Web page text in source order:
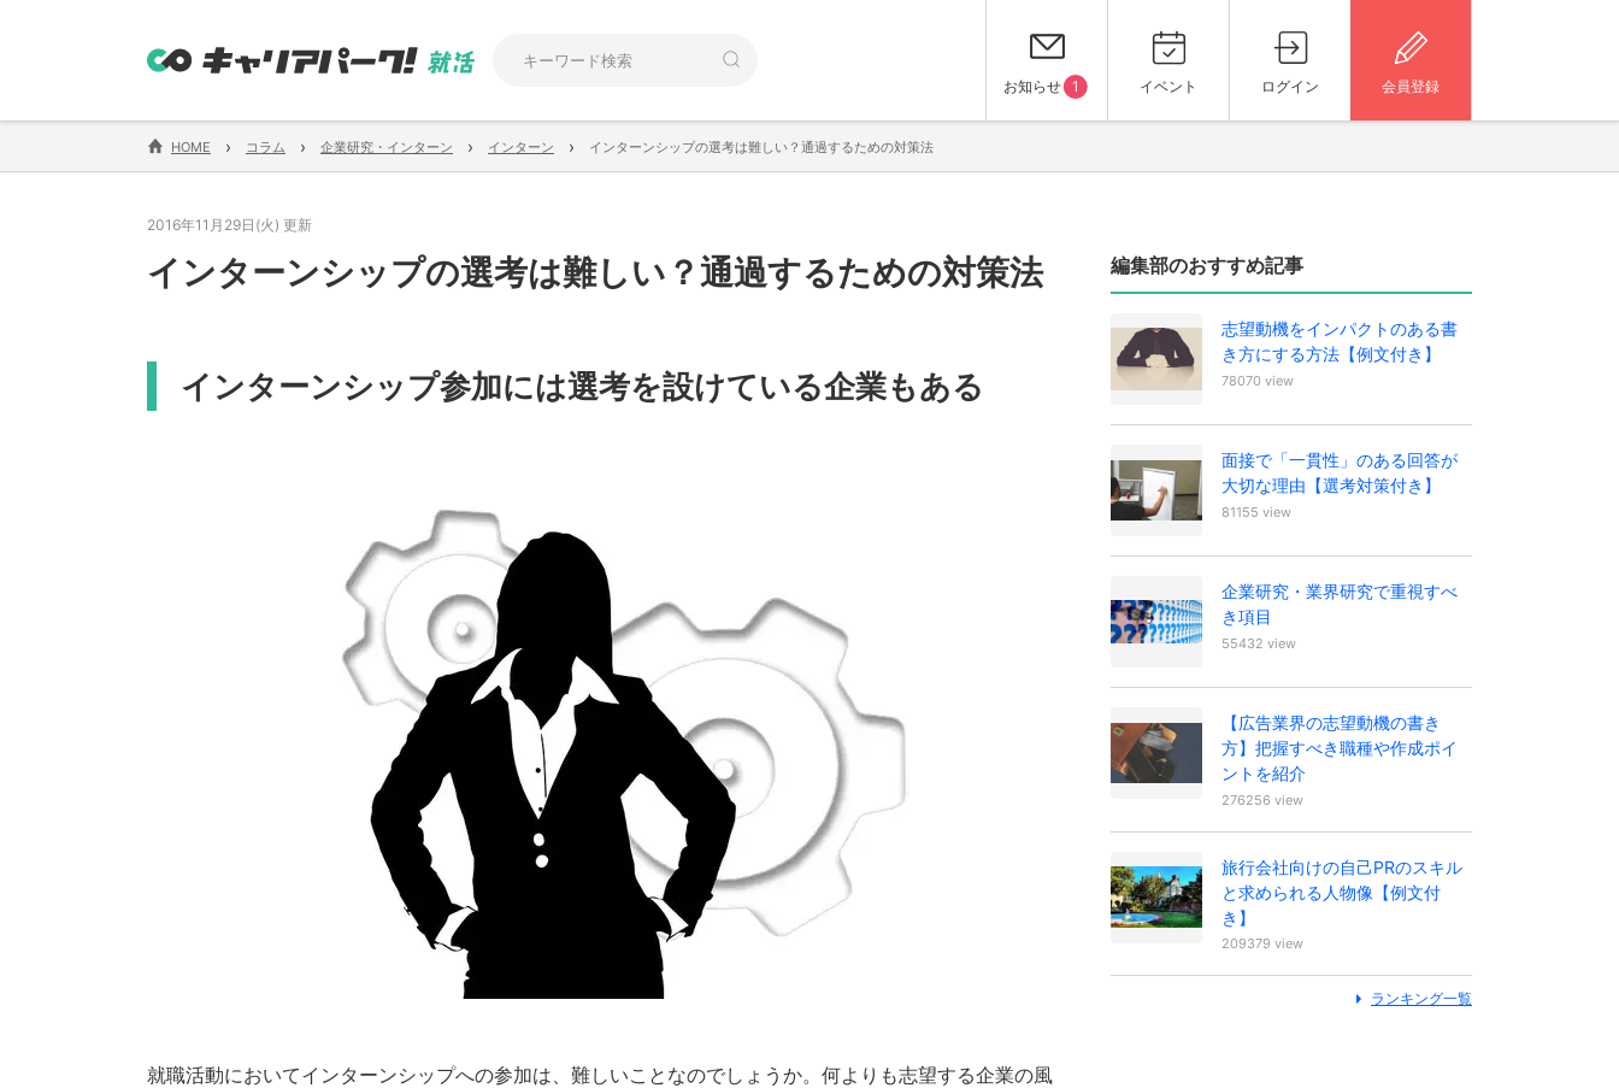
お知らせ 1 イベント ログイン 会員登録
HOME › コラム › 企業研究・インターン › インターン › インターンシップの選考は難しい？通過するための対策法
2016年11月29日(火) 更新
インターンシップの選考は難しい？通過するための対策法
インターンシップ参加には選考を設けている企業もある
就職活動においてインターンシップへの参加は、難しいことなのでしょうか。何よりも志望する企業の風
編集部のおすすめ記事
志望動機をインパクトのある書
き方にする方法【例文付き】
78070 view
面接で「一貫性」のある回答が
大切な理由【選考対策付き】
81155 view
企業研究・業界研究で重視すべ
き項目
55432 view
【広告業界の志望動機の書き
方】把握すべき職種や作成ポイ
ントを紹介
276256 view
旅行会社向けの自己PRのスキル
と求められる人物像【例文付
き】
209379 view
ランキング一覧